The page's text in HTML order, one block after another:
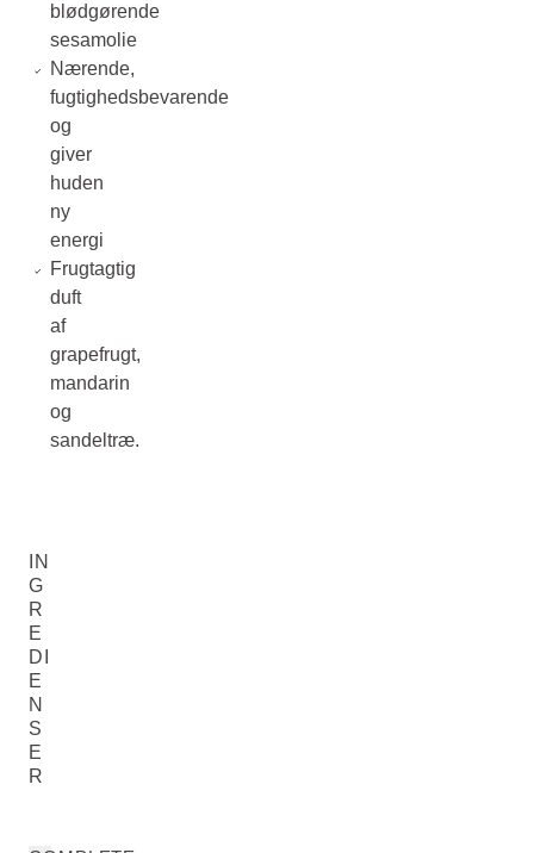
blødgørende
sesamolie
Nærende,
fugtighedsbevarende
og
giver
huden
ny
energi
Frugtagtig
duft
af
grapefrugt,
mandarin
og
sandeltræ.
IN
G
R
E
DI
E
N
S
E
R